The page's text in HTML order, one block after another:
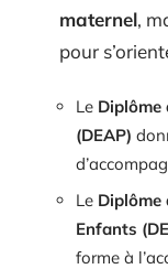
maternel,
pour
Le Diplôme
(DEAP)
Le Diplôme
Enfants
forme à